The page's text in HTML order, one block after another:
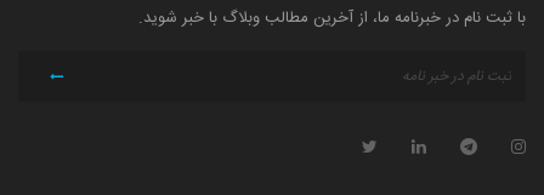
با ثبت نام در خبرنامه ما، از آخرین مطالب وبلاگ با خبر شوید.